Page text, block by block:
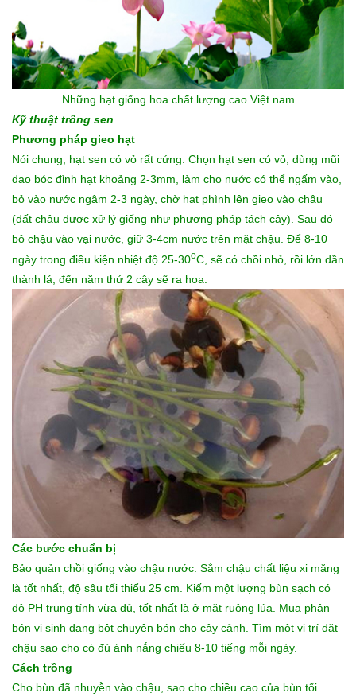
Những hạt giống hoa chất lượng cao Việt nam
Kỹ thuật trồng sen
Phương pháp gieo hạt
Nói chung, hạt sen có vỏ rất cứng. Chọn hạt sen có vỏ, dùng mũi
dao bóc đỉnh hạt khoảng 2-3mm, làm cho nước có thể ngấm vào,
bỏ vào nước ngâm 2-3 ngày, chờ hạt phình lên gieo vào chậu
(đất chậu được xử lý giống như phương pháp tách cây). Sau đó
bỏ chậu vào vại nước, giữ 3-4cm nước trên mặt chậu. Để 8-10
ngày trong điều kiện nhiệt độ 25-30oC, sẽ có chồi nhỏ, rồi lớn dần
thành lá, đến năm thứ 2 cây sẽ ra hoa.
Các bước chuẩn bị
Bảo quản chồi giống vào chậu nước. Sắm chậu chất liệu xi măng
là tốt nhất, độ sâu tối thiểu 25 cm. Kiếm một lượng bùn sạch có
độ PH trung tính vừa đủ, tốt nhất là ở mặt ruộng lúa. Mua phân
bón vi sinh dạng bột chuyên bón cho cây cảnh. Tìm một vị trí đặt
chậu sao cho có đủ ánh nắng chiếu 8-10 tiếng mỗi ngày.
Cách trồng
Cho bùn đã nhuyễn vào chậu, sao cho chiều cao của bùn tối